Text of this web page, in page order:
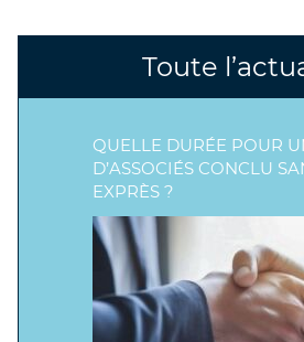
Toute
QUELLE DURÉE POUR
D’ASSOCIÉS CONCLU
EXPRÈS ?